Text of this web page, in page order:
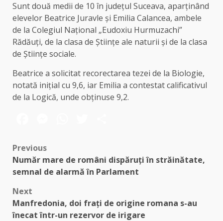
Sunt două medii de 10 în județul Suceava, aparținând
elevelor Beatrice Juravle și Emilia Calancea, ambele
de la Colegiul Național „Eudoxiu Hurmuzachi”
Rădăuți, de la clasa de Științe ale naturii și de la clasa
de Științe sociale.
Beatrice a solicitat recorectarea tezei de la Biologie,
notată inițial cu 9,6, iar Emilia a contestat calificativul
de la Logică, unde obținuse 9,2.
Post
navigation
Previous
Număr mare de români dispăruți în străinătate,
semnal de alarmă în Parlament
Next
Manfredonia, doi frați de origine romana s-au
înecat într-un rezervor de irigare